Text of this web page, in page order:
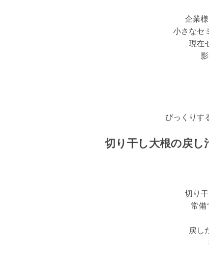
企業
小さなセ
現在
びっくりす
切り干し大根の戻し
切り
常備
戻し